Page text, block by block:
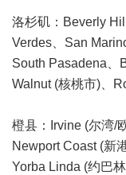
洛杉矶：Beverly
Verdes、San
South Pasadena、
Walnut (核桃市)、
橙县：Irvine (尔湾/
Newport Coast (新
Yorba Linda (约巴